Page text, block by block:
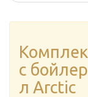
с
л Arctic